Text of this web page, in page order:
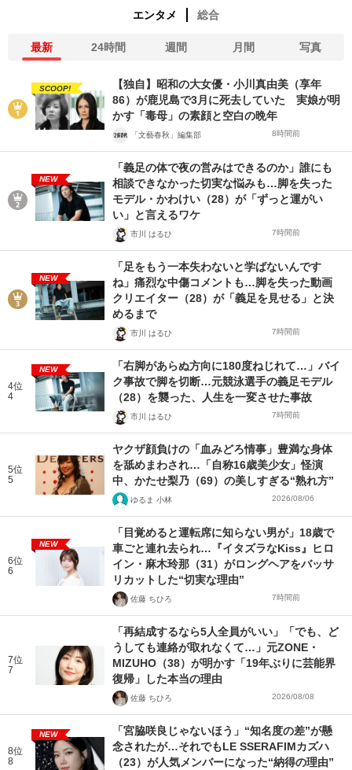
エンタメ 総合
最新 24時間 週間 月間 写真
SCOOP!
【独自】昭和の大女優・小川真由美（享年
86）が鹿児島で3月に死去していた 実娘が明
かす「毒母」の素顔と空白の晩年
「文藝春秋」編集部 8時間前
NEW
「義足の体で夜の営みはできるのか」誰にも
相談できなかった切実な悩みも…脚を失った
モデル・かわけい（28）が「ずっと運がい
い」と言えるワケ
市川 はるひ 7時間前
NEW
「足をもう一本失わないと学ばないんです
ね」痛烈な中傷コメントも…脚を失った動画
クリエイター（28）が「義足を見せる」と決
めるまで
市川 はるひ 7時間前
4位
4
NEW
「右脚があらぬ方向に180度ねじれて…」バイ
ク事故で脚を切断…元競泳選手の義足モデル
（28）を襲った、人生を一変させた事故
市川 はるひ 7時間前
5位
5
ヤクザ顔負けの「血みどろ情事」豊満な身体
を舐めまわされ…「自称16歳美少女」怪演
中、かたせ梨乃（69）の美しすぎる“熟れ方”
ゆるま 小林 2026/08/06
6位
6
NEW
「目覚めると運転席に知らない男が」18歳で
車ごと連れ去られ…『イタズラなKiss』ヒロ
イン・麻木玲那（31）がロングヘアをバッサ
リカットした“切実な理由”
佐藤 ちひろ 7時間前
7位
7
「再結成するなら5人全員がいい」「でも、ど
うしても連絡が取れなくて…」元ZONE・
MIZUHO（38）が明かす「19年ぶりに芸能界
復帰」した本当の理由
佐藤 ちひろ 2026/08/08
8位
8
NEW
「宮脇咲良じゃないほう」“知名度の差”が懸
念されたが…それでもLE SSERAFIMカズハ
（23）が人気メンバーになった“納得の理由”